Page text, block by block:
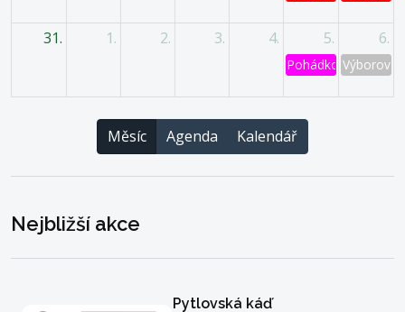
31. 1. 2. 3. 4. 5.
Pohádkový les
6.
Výborová
Měsíc Agenda Kalendář
Nejbližší akce
Pytlovská káď